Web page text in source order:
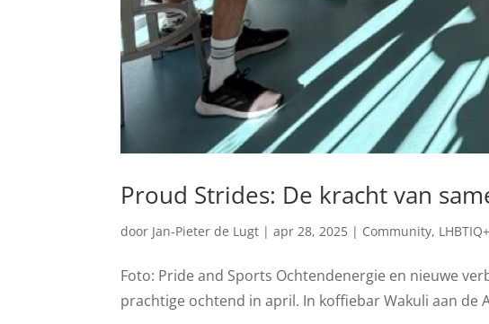
Proud Strides: De kracht van
door Jan-Pieter de Lugt |apr 28, 2025 | Community,
Foto: Pride and Sports Ochtendenergie en nieuwe
prachtige ochtend in april. In koffiebar Wakuli aan de